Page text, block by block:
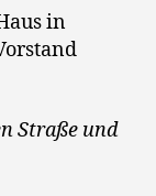
in
Straße und